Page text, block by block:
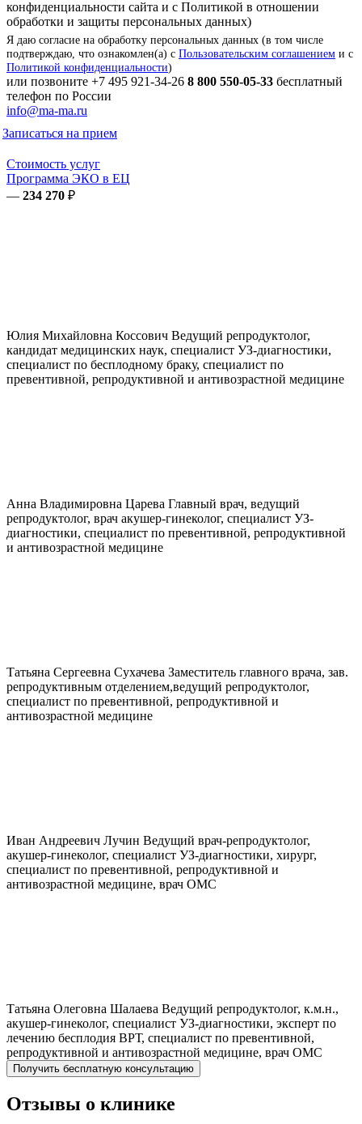
конфиденциальности сайта и с Политикой в отношении
обработки и защиты персональных данных)
Я даю согласие на обработку персональных данных (в том числе
подтверждаю, что ознакомлен(а) с Пользовательским соглашением и с
Политикой конфиденциальности)
или позвоните +7 495 921-34-26 8 800 550-05-33 бесплатный
телефон по России
info@ma-ma.ru
Записаться на прием
Стоимость услуг
Программа ЭКО в ЕЦ
— 234 270 ₽
Юлия Михайловна Коссович Ведущий репродуктолог,
кандидат медицинских наук, специалист УЗ-диагностики,
специалист по бесплодному браку, специалист по
превентивной, репродуктивной и антивозрастной медицине
Анна Владимировна Царева Главный врач, ведущий
репродуктолог, врач акушер-гинеколог, специалист УЗ-
диагностики, специалист по превентивной, репродуктивной
и антивозрастной медицине
Татьяна Сергеевна Сухачева Заместитель главного врача, зав.
репродуктивным отделением,ведущий репродуктолог,
специалист по превентивной, репродуктивной и
антивозрастной медицине
Иван Андреевич Лучин Ведущий врач-репродуктолог,
акушер-гинеколог, специалист УЗ-диагностики, хирург,
специалист по превентивной, репродуктивной и
антивозрастной медицине, врач ОМС
Татьяна Олеговна Шалаева Ведущий репродуктолог, к.м.н.,
акушер-гинеколог, специалист УЗ-диагностики, эксперт по
лечению бесплодия ВРТ, специалист по превентивной,
репродуктивной и антивозрастной медицине, врач ОМС
Получить бесплатную консультацию
Отзывы о клинике